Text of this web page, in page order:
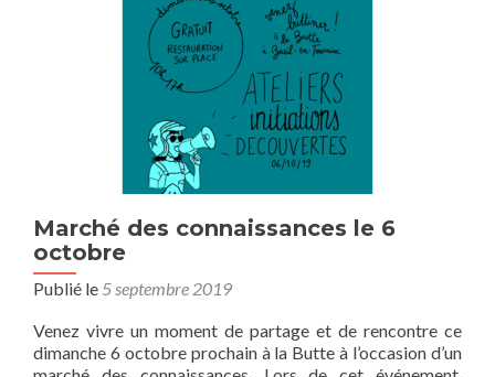
Marché des connaissances le 6
octobre
Publié le 5 septembre 2019
Venez vivre un moment de partage et de rencontre ce
dimanche 6 octobre prochain à la Butte à l’occasion d’un